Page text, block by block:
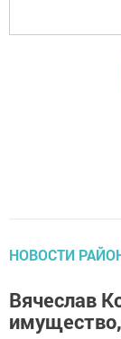
НОВОСТИ
Вячеслав
имущество,